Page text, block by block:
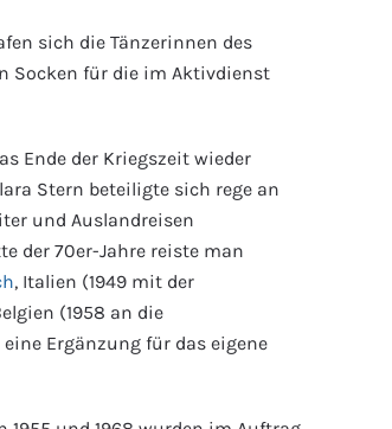
sich die Tänzerinnen des
Socken für die im Aktivdienst
Ende der Kriegszeit wieder
Stern beteiligte sich rege an
und Auslandreisen
der 70er-Jahre reiste man
, Italien (1949 mit der
(1958 an die
Ergänzung für das eigene